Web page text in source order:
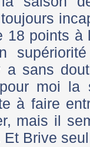
18 points à
sans
moi la
à faire
mais il
Et Brive